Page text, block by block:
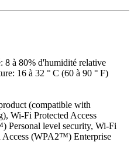
8 à 80% d'humidité relative
16 à 32 ° C (60 à 90 ° F)
(compatible with
Wi-Fi Protected Access
Personal level security, Wi-Fi
Access (WPA2™) Enterprise